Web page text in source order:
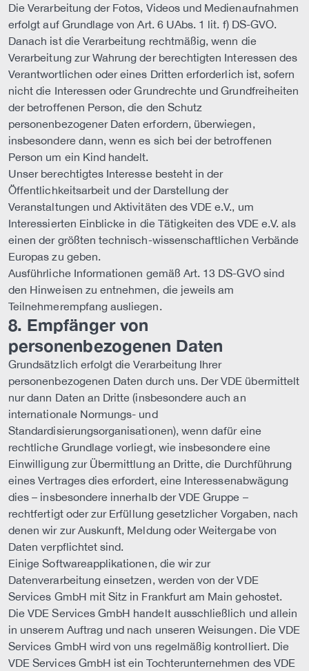
Die Verarbeitung der Fotos, Videos und Medienaufnahmen
erfolgt auf Grundlage von Art. 6 UAbs. 1 lit. f) DS-GVO.
Danach ist die Verarbeitung rechtmäßig, wenn die
Verarbeitung zur Wahrung der berechtigten Interessen des
Verantwortlichen oder eines Dritten erforderlich ist, sofern
nicht die Interessen oder Grundrechte und Grundfreiheiten
der betroffenen Person, die den Schutz
personenbezogener Daten erfordern, überwiegen,
insbesondere dann, wenn es sich bei der betroffenen
Person um ein Kind handelt.
Unser berechtigtes Interesse besteht in der
Öffentlichkeitsarbeit und der Darstellung der
Veranstaltungen und Aktivitäten des VDE e.V., um
Interessierten Einblicke in die Tätigkeiten des VDE e.V. als
einen der größten technisch-wissenschaftlichen Verbände
Europas zu geben.
Ausführliche Informationen gemäß Art. 13 DS-GVO sind
den Hinweisen zu entnehmen, die jeweils am
Teilnehmerempfang ausliegen.
8. Empfänger von
personenbezogenen Daten
Grundsätzlich erfolgt die Verarbeitung Ihrer
personenbezogenen Daten durch uns. Der VDE übermittelt
nur dann Daten an Dritte (insbesondere auch an
internationale Normungs- und
Standardisierungsorganisationen), wenn dafür eine
rechtliche Grundlage vorliegt, wie insbesondere eine
Einwilligung zur Übermittlung an Dritte, die Durchführung
eines Vertrages dies erfordert, eine Interessenabwägung
dies – insbesondere innerhalb der VDE Gruppe –
rechtfertigt oder zur Erfüllung gesetzlicher Vorgaben, nach
denen wir zur Auskunft, Meldung oder Weitergabe von
Daten verpflichtet sind.
Einige Softwareapplikationen, die wir zur
Datenverarbeitung einsetzen, werden von der VDE
Services GmbH mit Sitz in Frankfurt am Main gehostet.
Die VDE Services GmbH handelt ausschließlich und allein
in unserem Auftrag und nach unseren Weisungen. Die VDE
Services GmbH wird von uns regelmäßig kontrolliert. Die
VDE Services GmbH ist ein Tochterunternehmen des VDE